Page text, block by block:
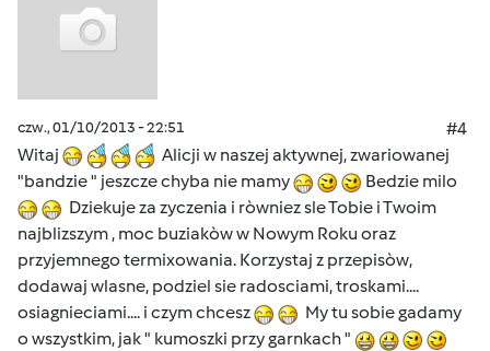
czw., 01/10/2013 - 22:51
#4
Witaj
Alicji w naszej aktywnej, zwariowanej
"bandzie " jeszcze chyba nie mamy
Bedzie milo
Dziekuje za zyczenia i ròwniez sle Tobie i Twoim
najblizszym , moc buziakòw w Nowym Roku oraz
przyjemnego termixowania. Korzystaj z przepisòw,
dodawaj wlasne, podziel sie radosciami, troskami....
osiagnieciami.... i czym chcesz
My tu sobie gadamy
o wszystkim, jak " kumoszki przy garnkach "